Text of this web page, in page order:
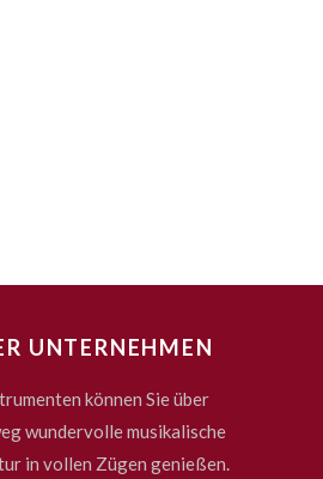
UNTERNEHMEN
können Sie über
wundervolle musikalische
in vollen Zügen genießen.